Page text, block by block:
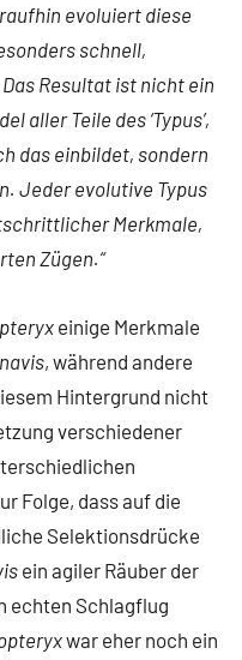
evoluiert diese
schnell,
Resultat ist nicht ein
aller Teile des ‘Typus’,
das einbildet, sondern
Jeder evolutive Typus
Merkmale,
Zügen.“
einige Merkmale
, während andere
Hintergrund nicht
verschiedener
Folge, dass auf die
Selektionsdrücke
ein agiler Räuber der
echten Schlagflug
war eher noch ein